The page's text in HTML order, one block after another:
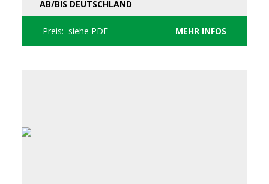
AB/BIS DEUTSCHLAND
Preis: siehe PDF MEHR INFOS